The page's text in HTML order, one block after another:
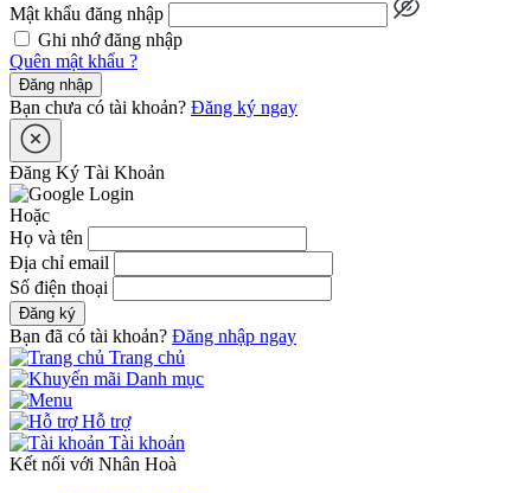
Mật khẩu đăng nhập
Ghi nhớ đăng nhập
Quên mật khẩu ?
Đăng nhập
Bạn chưa có tài khoản? Đăng ký ngay
Đăng Ký Tài Khoản
Hoặc
Họ và tên
Địa chỉ email
Số điện thoại
Đăng ký
Bạn đã có tài khoản? Đăng nhập ngay
Trang chủ
Danh mục
Hỗ trợ
Tài khoản
Kết nối với Nhân Hoà